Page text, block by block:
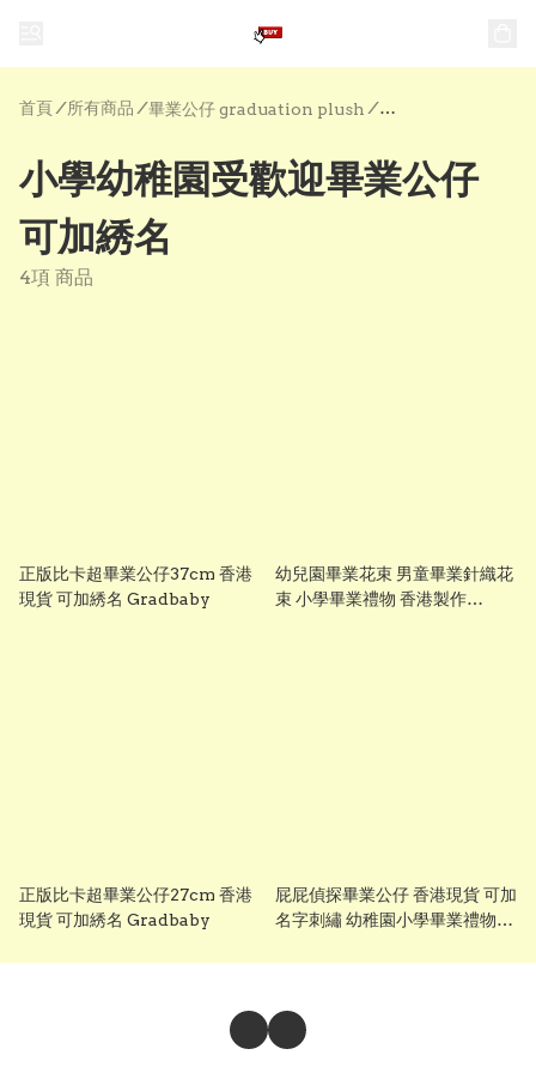
首頁/ 所有商品 /畢業公仔 graduation plush /
小學幼稚園受歡迎畢業公仔
可加綉名
4項 商品
正版比卡超畢業公仔37cm 香港
現貨 可加綉名 Gradbaby
幼兒園畢業花束 男童畢業針織花
束 小學畢業禮物 香港製作
正版比卡超畢業公仔27cm 香港
現貨 可加綉名 Gradbaby
屁屁偵探畢業公仔 香港現貨 可加
名字刺繡 幼稚園小學畢業禮物推